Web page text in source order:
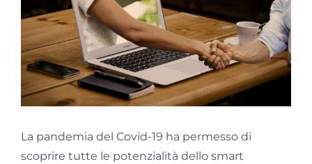
Politiche Attive
GOL
Contatti
Società Trasparente
La pandemia del Covid-19 ha permesso di
scoprire tutte le potenzialità dello smart